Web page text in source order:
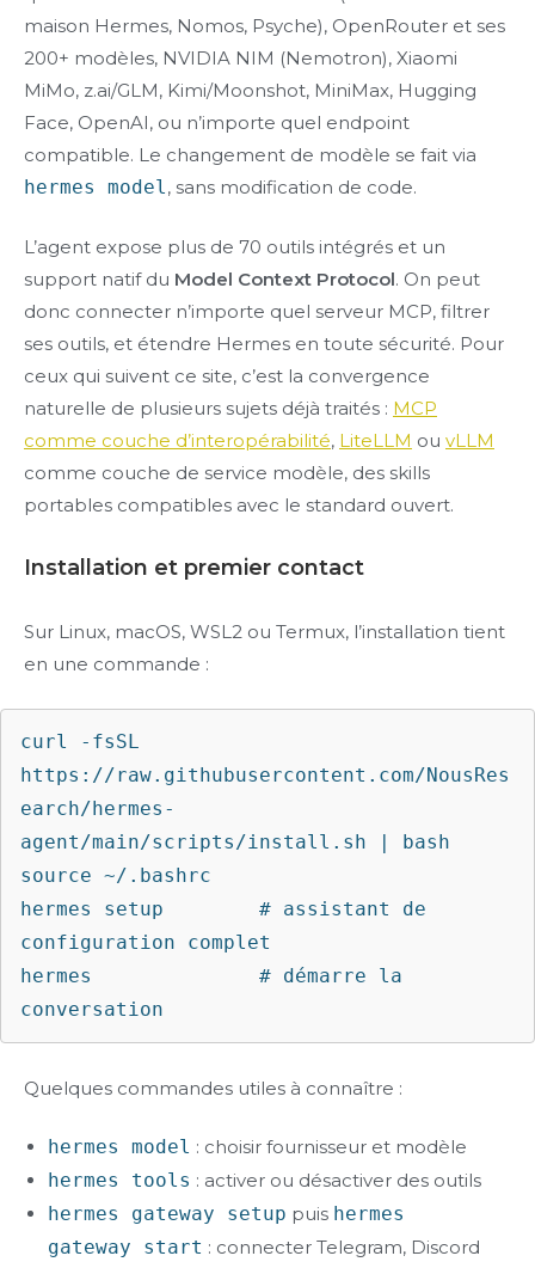
maison Hermes, Nomos, Psyche), OpenRouter et ses
200+ modèles, NVIDIA NIM (Nemotron), Xiaomi
MiMo, z.ai/GLM, Kimi/Moonshot, MiniMax, Hugging
Face, OpenAI, ou n’importe quel endpoint
compatible. Le changement de modèle se fait via
hermes model , sans modification de code.
L’agent expose plus de 70 outils intégrés et un
support natif du Model Context Protocol. On peut
donc connecter n’importe quel serveur MCP, filtrer
ses outils, et étendre Hermes en toute sécurité. Pour
ceux qui suivent ce site, c’est la convergence
naturelle de plusieurs sujets déjà traités : MCP
comme couche d’interopérabilité, LiteLLM ou vLLM
comme couche de service modèle, des skills
portables compatibles avec le standard ouvert.
Installation et premier contact
Sur Linux, macOS, WSL2 ou Termux, l’installation tient
en une commande :
curl -fsSL
https://raw.githubusercontent.com/NousRes
earch/hermes-
agent/main/scripts/install.sh | bash
source ~/.bashrc
hermes setup        # assistant de
configuration complet
hermes              # démarre la
Quelques commandes utiles à connaître :
hermes model : choisir fournisseur et modèle
hermes tools : activer ou désactiver des outils
hermes gateway setup puis hermes
gateway start : connecter Telegram, Discord